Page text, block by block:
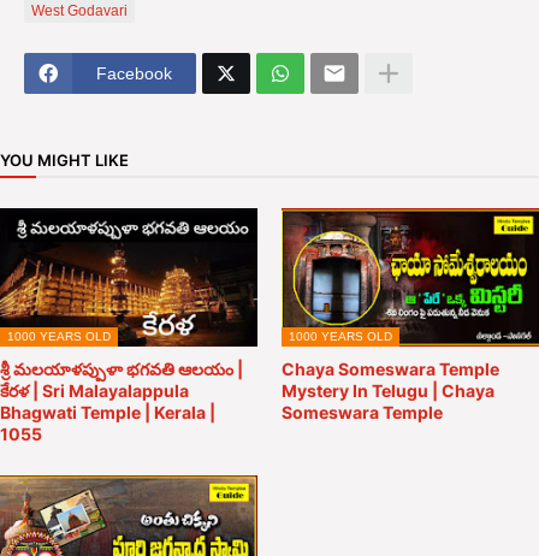
West Godavari
Facebook
YOU MIGHT LIKE
1000 YEARS OLD
శ్రీ మలయాళప్పుళా భగవతి ఆలయం |
కేరళ | Sri Malayalappula
Bhagwati Temple | Kerala |
1055
1000 YEARS OLD
Chaya Someswara Temple
Mystery In Telugu | Chaya
Someswara Temple